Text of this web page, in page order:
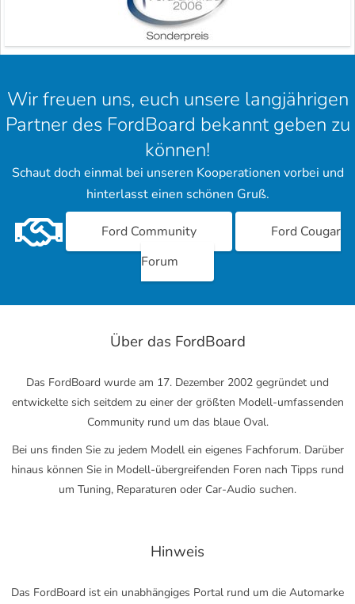
Wir freuen uns, euch unsere langjährigen
Partner des FordBoard bekannt geben zu
können!
Schaut doch einmal bei unseren Kooperationen vorbei und
hinterlasst einen schönen Gruß.
Ford Community
Ford Cougar
Forum
Über das FordBoard
Das FordBoard wurde am 17. Dezember 2002 gegründet und
entwickelte sich seitdem zu einer der größten Modell-umfassenden
Community rund um das blaue Oval.
Bei uns finden Sie zu jedem Modell ein eigenes Fachforum. Darüber
hinaus können Sie in Modell-übergreifenden Foren nach Tipps rund
um Tuning, Reparaturen oder Car-Audio suchen.
Hinweis
Das FordBoard ist ein unabhängiges Portal rund um die Automarke